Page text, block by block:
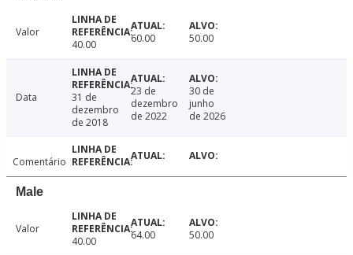
Valor
40.00
60.00 50.00
Data
31 de
dezembro
de 2018
23 de
dezembro
de 2022
30 de
junho
de 2026
Comentário
Male
Valor
40.00
64.00 50.00